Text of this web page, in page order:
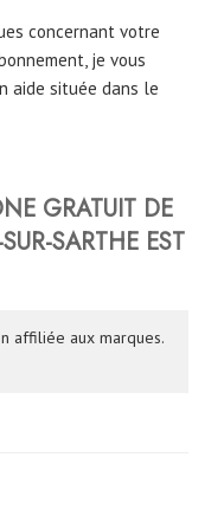
concernant votre
je vous
aide située dans le
GRATUIT DE
SARTHE EST
affiliée aux marques.